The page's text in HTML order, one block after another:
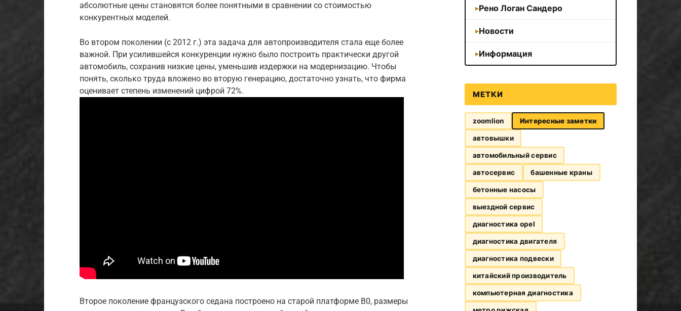
абсолютные цены становятся более понятными в сравнении со стоимостью
конкурентных моделей.
Во втором поколении (с 2012 г.) эта задача для автопроизводителя стала еще более
важной. При усилившейся конкуренции нужно было построить практически другой
автомобиль, сохранив низкие цены, уменьшив издержки на модернизацию. Чтобы
понять, сколько труда вложено во вторую генерацию, достаточно узнать, что фирма
оценивает степень изменений цифрой 72%.
Второе поколение французского седана построено на старой платформе B0, размеры
Рено Логан Сандеро
Новости
Информация
МЕТКИ
zoomlion Интересные заметки
автовышки
автомобильный сервис
автосервис башенные краны
бетонные насосы
выездной сервис
диагностика opel
диагностика двигателя
диагностика подвески
китайский производитель
компьютерная диагностика